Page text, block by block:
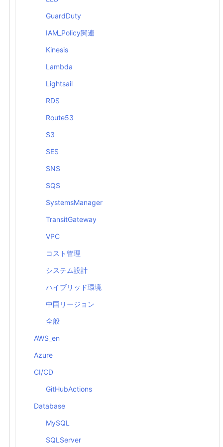
GuardDuty
IAM_Policy関連
Kinesis
Lambda
Lightsail
RDS
Route53
S3
SES
SNS
SQS
SystemsManager
TransitGateway
VPC
コスト管理
システム設計
ハイブリッド環境
中国リージョン
全般
AWS_en
Azure
CI/CD
GitHubActions
Database
MySQL
SQLServer